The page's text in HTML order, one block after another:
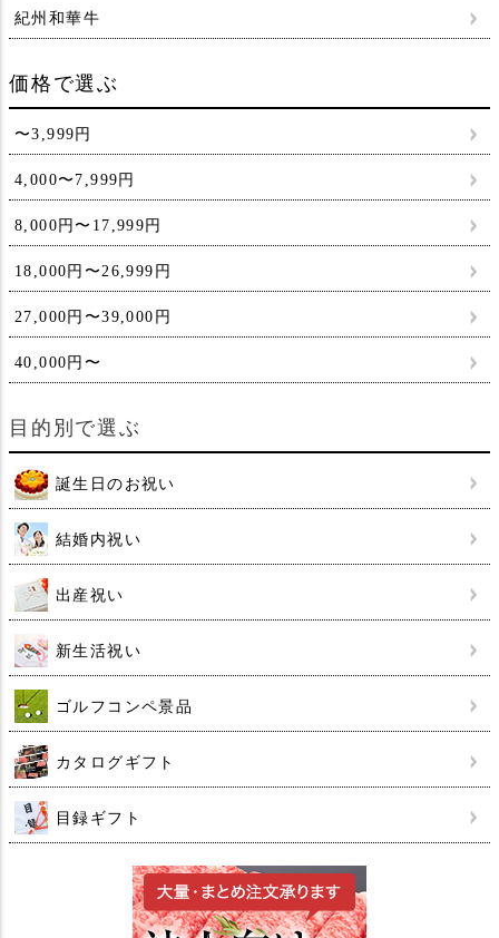
紀州和華牛
価格で選ぶ
〜3,999円
4,000〜7,999円
8,000円〜17,999円
18,000円〜26,999円
27,000円〜39,000円
40,000円〜
目的別で選ぶ
誕生日のお祝い
結婚内祝い
出産祝い
新生活祝い
ゴルフコンペ景品
カタログギフト
目録ギフト